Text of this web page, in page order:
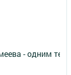
- одним